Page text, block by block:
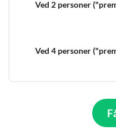
Ved 2 personer
Ved 4 personer